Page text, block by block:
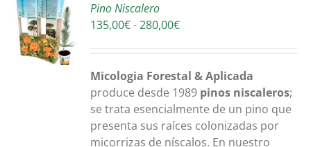
Pino Niscalero
135,00€-280,00€Rango
desde
135,00€
hasta
280,00€
Micologia Forestal & Aplicada
produce desde 1989 pinos niscaleros;
se trata esencialmente de un pino que
presenta sus raíces colonizadas por
micorrizas de níscalos. En nuestro